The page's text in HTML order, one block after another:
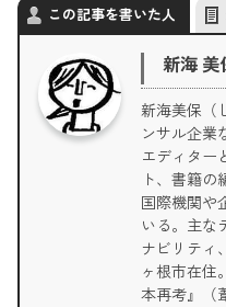
この記事を書いた人
新海 美
新海美保（
ンサル企業
エディター
ト、書籍の
国際機関や
いる。主な
ナビリティ
ヶ根市在住
本再考』（